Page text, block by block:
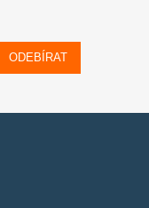
ODEBÍRAT